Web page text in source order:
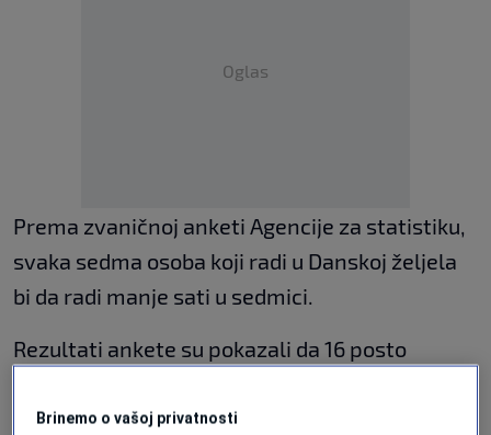
Oglas
Prema zvaničnoj anketi Agencije za statistiku,
svaka sedma osoba koji radi u Danskoj željela
bi da radi manje sati u sedmici.
Rezultati ankete su pokazali da 16 posto
skraćivanju radnog vremena.
Brinemo o vašoj privatnosti